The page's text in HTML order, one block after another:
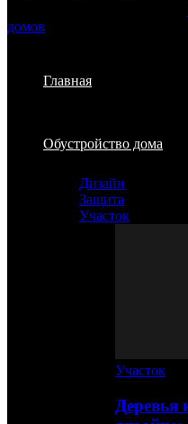
домов
Главная
Обустройство дома
Дизайн
Защита
Участок
Участок